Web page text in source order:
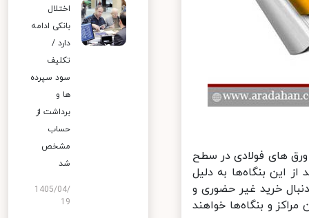
های فولادی در سطح
این بنگاه‌ها به دلیل
خرید غیر حضوری و
و بنگاه‌ها خواهند
اختلال
بانکی ادامه
دارد /
تکلیف
سود سپرده
ها و
برداشت از
حساب
مشخص
شد
1405/04/
19